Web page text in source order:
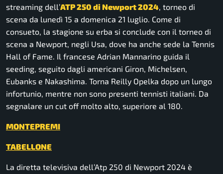
streaming dell’ATP 250 di Newport 2024, torneo di
scena da lunedì 15 a domenica 21 luglio. Come di
consueto, la stagione su erba si conclude con il torneo di
scena a Newport, negli Usa, dove ha anche sede la Tennis
Hall of Fame. Il francese Adrian Mannarino guida il
seeding, seguito dagli americani Giron, Michelsen,
Eubanks e Nakashima. Torna Reilly Opelka dopo un lungo
infortunio, mentre non sono presenti tennisti italiani. Da
segnalare un cut off molto alto, superiore al 180.
MONTEPREMI
TABELLONE
La diretta televisiva dell’Atp 250 di Newport 2024 è